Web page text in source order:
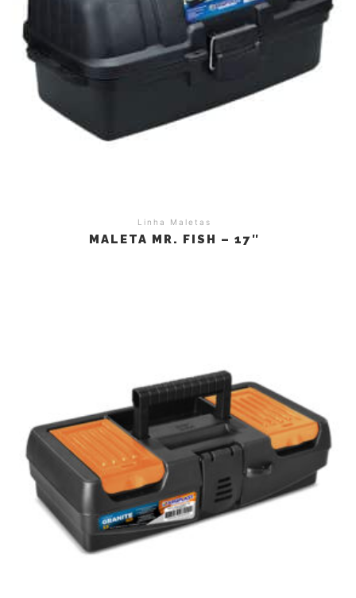
Linha Maletas
MALETA MR. FISH – 17″